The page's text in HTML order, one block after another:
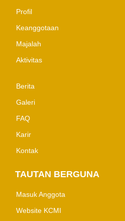
Profil
Keanggotaan
Majalah
Aktivitas
Berita
Galeri
FAQ
Karir
Kontak
TAUTAN BERGUNA
Masuk Anggota
Website KCMI